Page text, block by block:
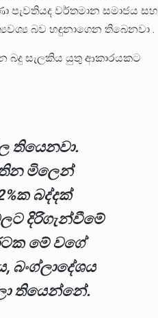
පැවතියද වර්තමාන සමාජය සහ
බව හඳුනාගෙන තිබෙනවා .
බදු සැලකිය යුතු ආකාරයකට
තියෙනවා.
මිලෙන්
බද්දක්
දිරිගැන්වීමේ
මේ වගේ
බංග්ලාදේශය
තියෙන්නේ.